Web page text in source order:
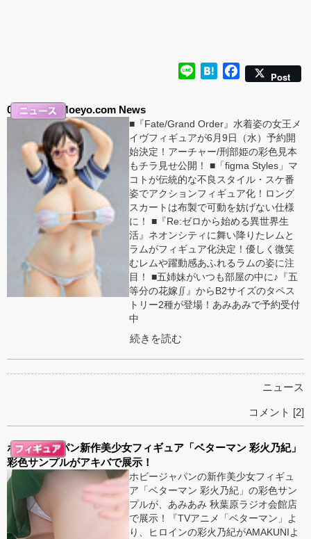
Line HatenaFacebook
Post
08.06.2021 Moeyo.com News
■『Fate/Grand Order』水着姿の女王メ
イヴフィギュアが6月9日（水）予約開
始決定！アーチャー/刑部姫の彩色見本
もチラ見せ公開！ ■「figma Styles」マ
コトが伝統的な不良スタイル・スケ番
姿でアクションフィギュア化！ロング
スカートは布製で可動を妨げない仕様
に！ ■『Re:ゼロから始める異世界生
活』ネオンシティに舞い降りたレムと
ラムがフィギュア化決定！優しく微笑
むレムや躍動感あふれるラムの姿に注
目！ ■五姉妹がいつも部屋の中に♪『五
等分の花嫁∬』からB2サイズのタペス
トリー2種が登場！あみあみで予約受付
中
続きを読む
ニュース
コメント [2]
ホビージャパン新作美少女フィギュア「ベターマン 彩火乃紀」
彩色サンプルがアキバで展示！
ホビージャパンの新作美少女フィギュ
ア「ベターマン 彩火乃紀」の彩色サン
プルが、あみあみ 秋葉原ラジオ会館店
で展示！『TVアニメ「ベターマン」よ
り、ヒロインの彩火乃紀がAMAKUNIよ